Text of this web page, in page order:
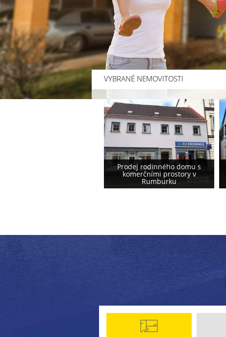
VYBRANÉ NEMOVITOSTI
Prodej rodinného domu
podstávkového typu ve
Varnsdorfu